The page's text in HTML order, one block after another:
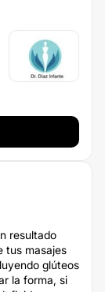
resultado
tus masajes
glúteos
la forma, si